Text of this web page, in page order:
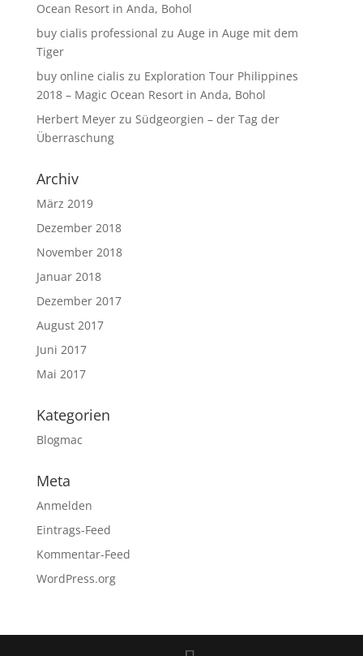
Ocean Resort in Anda, Bohol
buy cialis professional zu Auge in Auge mit dem
Tiger
buy online cialis zu Exploration Tour Philippines
2018 – Magic Ocean Resort in Anda, Bohol
Herbert Meyerzu Südgeorgien – der Tag der
Überraschung
Archiv
März 2019
Dezember 2018
November 2018
Januar 2018
Dezember 2017
August 2017
Juni 2017
Mai 2017
Kategorien
Blogmac
Meta
Anmelden
Eintrags-Feed
Kommentar-Feed
WordPress.org